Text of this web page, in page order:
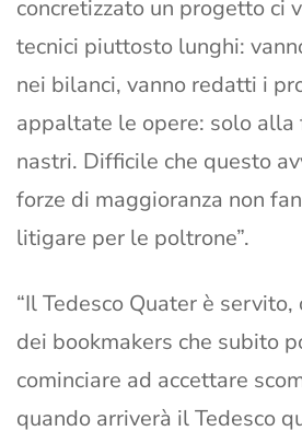
concretizzato un progetto ci
tecnici piuttosto lunghi:
nei bilanci, vanno redatti i
appaltate le opere: solo alla
nastri. Difficile che questo
forze di maggioranza non
litigare per le poltrone”.
“Il Tedesco Quater è servito,
dei bookmakers che subito
cominciare ad accettare
quando arriverà il Tedesco